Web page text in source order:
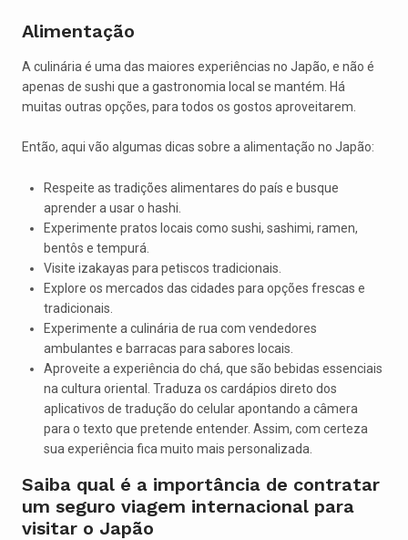
Alimentação
A culinária é uma das maiores experiências no Japão, e não é
apenas de sushi que a gastronomia local se mantém. Há
muitas outras opções, para todos os gostos aproveitarem.
Então, aqui vão algumas dicas sobre a alimentação no Japão:
Respeite as tradições alimentares do país e busque
aprender a usar o hashi.
Experimente pratos locais como sushi, sashimi, ramen,
bentôs e tempurá.
Visite izakayas para petiscos tradicionais.
Explore os mercados das cidades para opções frescas e
tradicionais.
Experimente a culinária de rua com vendedores
ambulantes e barracas para sabores locais.
Aproveite a experiência do chá, que são bebidas essenciais
na cultura oriental. Traduza os cardápios direto dos
aplicativos de tradução do celular apontando a câmera
para o texto que pretende entender. Assim, com certeza
sua experiência fica muito mais personalizada.
Saiba qual é a importância de contratar
um seguro viagem internacional para
visitar o Japão